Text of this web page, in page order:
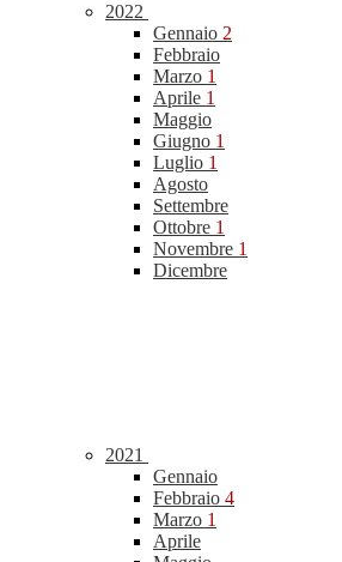
2022
Gennaio 2
Febbraio
Marzo 1
Aprile 1
Maggio
Giugno 1
Luglio 1
Agosto
Settembre
Ottobre 1
Novembre 1
Dicembre
2021
Gennaio
Febbraio 4
Marzo 1
Aprile